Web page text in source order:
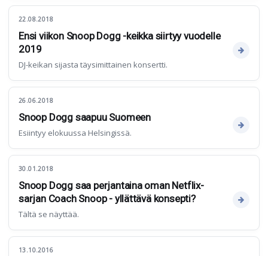
22.08.2018
Ensi viikon Snoop Dogg -keikka siirtyy vuodelle
2019
DJ-keikan sijasta täysimittainen konsertti.
26.06.2018
Snoop Dogg saapuu Suomeen
Esiintyy elokuussa Helsingissä.
30.01.2018
Snoop Dogg saa perjantaina oman Netflix-
sarjan Coach Snoop - yllättävä konsepti?
Tältä se näyttää.
13.10.2016